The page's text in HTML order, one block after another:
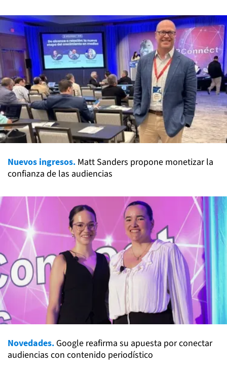
Nuevos ingresos. Matt Sanders propone monetizar la
confianza de las audiencias
Novedades. Google reafirma su apuesta por conectar
audiencias con contenido periodístico